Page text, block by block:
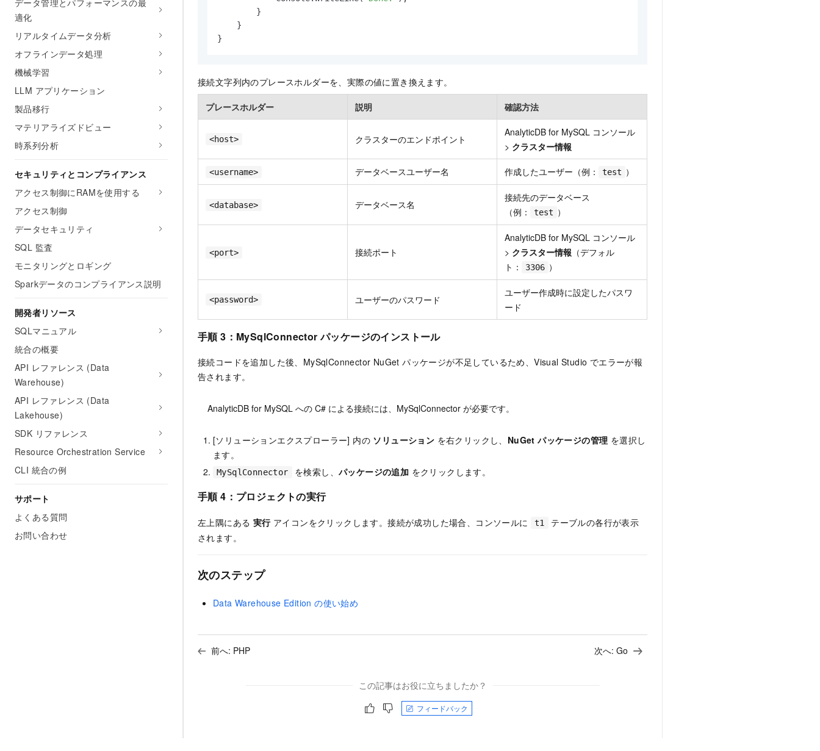
データ管理とパフォーマンスの最
適化
リアルタイムデータ分析
オフラインデータ処理
機械学習
LLM アプリケーション
製品移行
マテリアライズドビュー
時系列分析
セキュリティとコンプライアンス
アクセス制御にRAMを使用する
アクセス制御
データセキュリティ
SQL 監査
モニタリングとロギング
Sparkデータのコンプライアンス説明
開発者リソース
SQLマニュアル
統合の概要
API レファレンス (Data
Warehouse)
API レファレンス (Data
Lakehouse)
SDK リファレンス
Resource Orchestration Service
CLI 統合の例
サポート
よくある質問
お問い合わせ
        }
    }
}
接続文字列内のプレースホルダーを、実際の値に置き換えます。
プレースホルダー 説明 確認方法
<host> クラスターのエンドポイント
AnalyticDB for MySQL コンソール
> クラスター情報
<username> データベースユーザー名 作成したユーザー（例： test ）
<database> データベース名
接続先のデータベース
（例：
test ）
<port> 接続ポート
AnalyticDB for MySQL コンソール
> クラスター情報 （デフォル
ト：
3306 ）
<password> ユーザーのパスワード
ユーザー作成時に設定したパスワ
ード
手順 3：MySqlConnector パッケージのインストール
接続コードを追加した後、MySqlConnector NuGet パッケージが不足しているため、Visual Studio でエラーが報
告されます。
AnalyticDB for MySQL への C# による接続には、MySqlConnector が必要です。
[ソリューションエクスプローラー] 内の ソリューション を右クリックし、 NuGet パッケージの管理 を選択し
ます。
MySqlConnector を検索し、パッケージの追加 をクリックします。
手順 4：プロジェクトの実行
左上隅にある 実行アイコンをクリックします。接続が成功した場合、コンソールに t1
テーブルの各行が表示
されます。
次のステップ
Data Warehouse Edition の使い始め
前へ: PHP 次へ: Go
この記事はお役に立ちましたか？
フィードバック